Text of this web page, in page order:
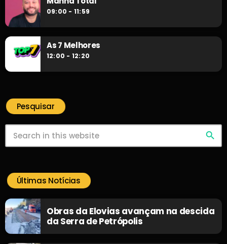
09:00 - 11:59
As 7 Melhores
12:00 - 12:20
Pesquisar
search
Últimas Notícias
Obras da Elovias avançam na descida
da Serra de Petrópolis